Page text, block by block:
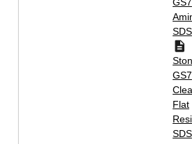
SDS
GS7
Flat
SDS